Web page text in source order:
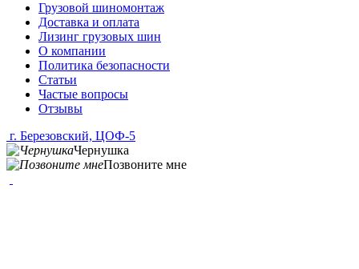
Грузовой шиномонтаж
Доставка и оплата
Лизинг грузовых шин
О компании
Политика безопасности
Статьи
Частые вопросы
Отзывы
г. Березовский, ЦОФ-5
Чернушка
Позвоните мне